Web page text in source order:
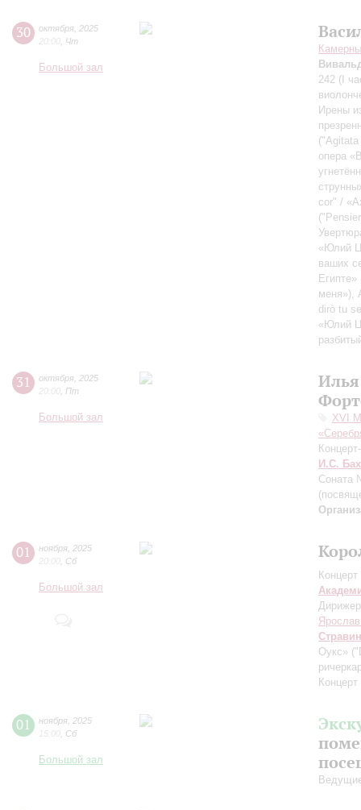
30 октября 2025
20:00 Чт
Большой зал
242 (I
Ирены
опера
cor" /
«Юлий
ваших
меня»),
dirò tu
«Юлий
31 октября 2025
20:00 Пт
Большой зал
XVI
И.С. Бах
01 ноября 2025
20:00 Сб
Большой зал
Оукс»
01 ноября 2025
15:00 Сб
Большой зал